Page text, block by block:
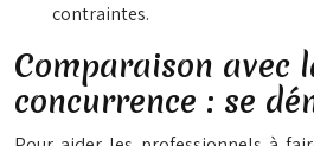
contraintes.
Comparaison avec
concurrence : se